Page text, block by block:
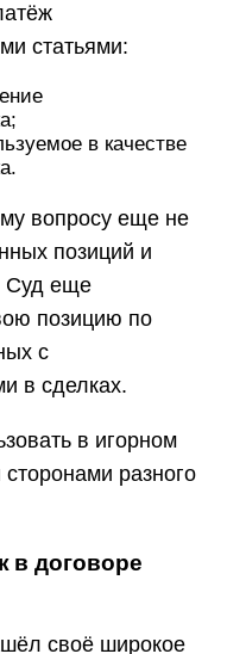
статьями:
в качестве
вопросу еще не
позиций и
Суд еще
позицию по
с
в сделках.
в игорном
разного
в договоре
своё широкое